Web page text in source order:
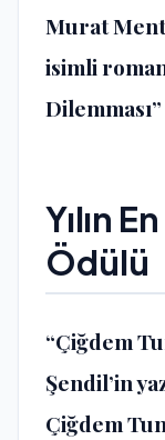
Murat
isimli
Yılın
Ödülü
“Çiğdem
Şendil’in
Çiğdem